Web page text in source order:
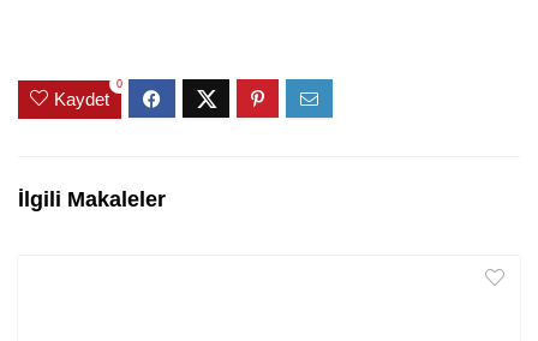
Kaydet
0
İlgili Makaleler